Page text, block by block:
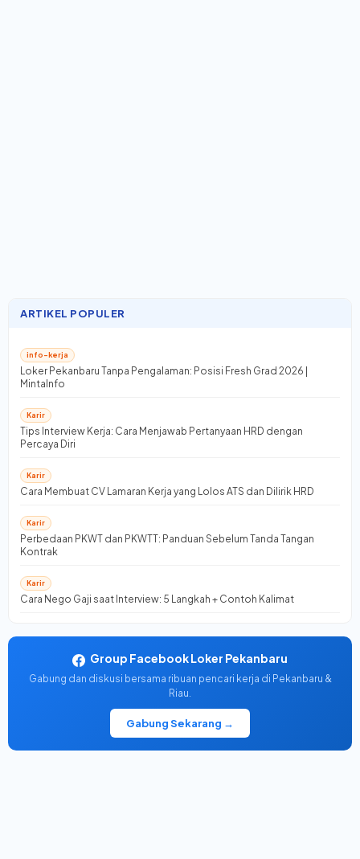
ARTIKEL POPULER
info-kerja
Loker Pekanbaru Tanpa Pengalaman: Posisi Fresh Grad 2026 |
MintaInfo
Karir
Tips Interview Kerja: Cara Menjawab Pertanyaan HRD dengan
Percaya Diri
Karir
Cara Membuat CV Lamaran Kerja yang Lolos ATS dan Dilirik HRD
Karir
Perbedaan PKWT dan PKWTT: Panduan Sebelum Tanda Tangan
Kontrak
Karir
Cara Nego Gaji saat Interview: 5 Langkah + Contoh Kalimat
Group Facebook Loker Pekanbaru
Gabung dan diskusi bersama ribuan pencari kerja di Pekanbaru &
Riau.
Gabung Sekarang →